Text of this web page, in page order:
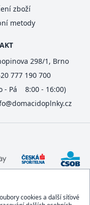
cookies a další síťové
zboží
metody
298/1, Brno
777 190 700
- Pá 8:00 - 16:00)